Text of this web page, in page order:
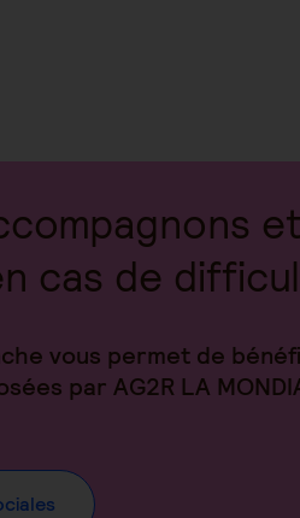
cas de
vous permet de
par AG2R LA